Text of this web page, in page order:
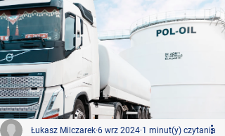
Łukasz Milczarek 6 wrz 2024 1 minut(y) czytania